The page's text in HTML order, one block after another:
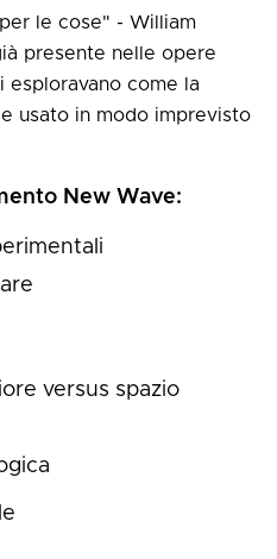
le cose" - William
presente nelle opere
esploravano come la
usato in modo imprevisto
New Wave:
versus spazio